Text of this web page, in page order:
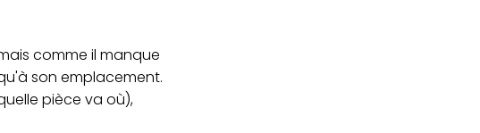
comme il manque
son emplacement.
pièce va où),